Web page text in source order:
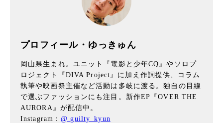
プロフィール・ゆっきゅん
岡山県生まれ。ユニット『電影と少年CQ』やソロプ
ロジェクト『DIVA Project』に加え作詞提供、コラム
執筆や映画祭主催など活動は多岐に渡る。独自の目線
で選ぶファッションにも注目。新作EP『OVER THE
AURORA』が配信中。
Instagram：@ guilty_kyun